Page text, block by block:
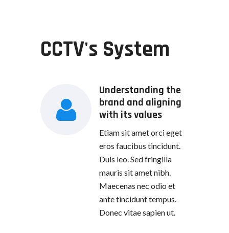
CCTV's System
Understanding the
brand and aligning
with its values
Etiam sit amet orci eget
eros faucibus tincidunt.
Duis leo. Sed fringilla
mauris sit amet nibh.
Maecenas nec odio et
ante tincidunt tempus.
Donec vitae sapien ut.